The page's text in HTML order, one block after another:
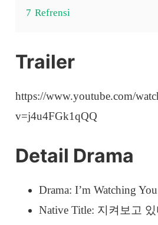
7 Refrensi
Trailer
https://www.youtube.com/
v=j4u4FGk1qQQ
Detail Drama
Drama: I’m Watching You
Native Title: 지켜보고